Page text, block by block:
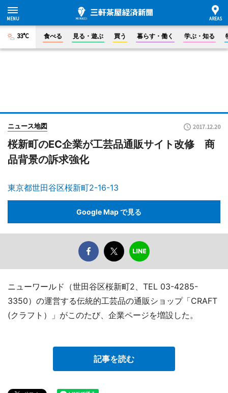
33°C 食べる 見る・遊ぶ 買う 暮らす・働く 学ぶ・知る
ニュース地図 2017.12.20
桜新町のEC企業が工芸品通販サイト改修 商
品背景の訴求強化
東京都世田谷区桜新町2-16-13
Google Map で見る
ニューワールド（世田谷区桜新町2、TEL 03-4285-
3350）の運営する伝統的工芸品の通販ショップ「CRAFT
(クラフト）」がこのたび、企業ページを増設した。
記事を読む